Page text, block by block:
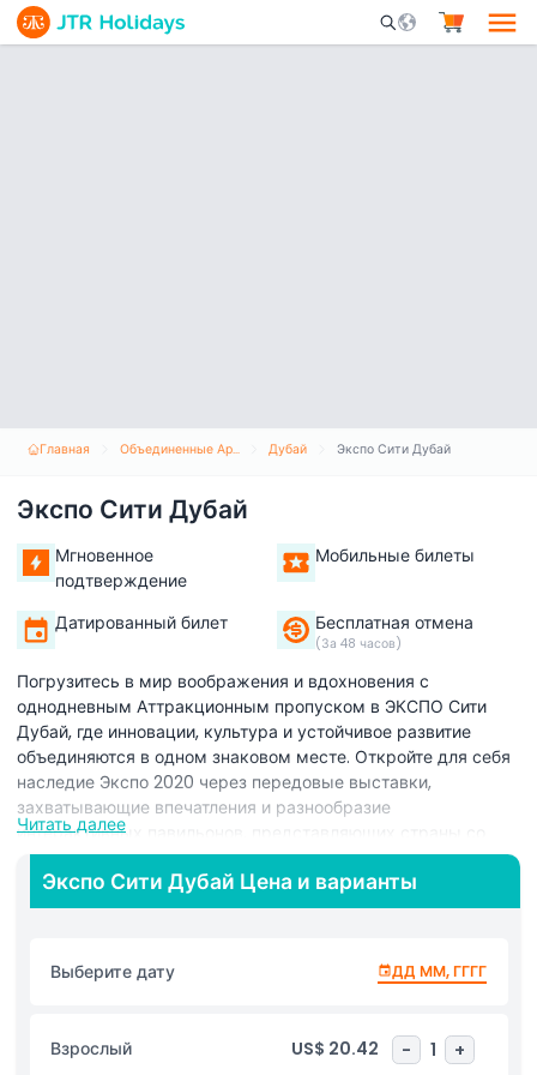
Mobile Search
Главная Объединенные Арабские Эмираты Дубай Экспо Сити Дубай
Экспо Сити Дубай
Мгновенное
подтверждение
Мобильные билеты
Датированный билет Бесплатная отмена
(За 48 часов)
Погрузитесь в мир воображения и вдохновения с
однодневным Аттракционным пропуском в ЭКСПО Сити
Дубай, где инновации, культура и устойчивое развитие
объединяются в одном знаковом месте. Откройте для себя
наследие Экспо 2020 через передовые выставки,
захватывающие впечатления и разнообразие
интерактивных павильонов, представляющих страны со
всего мира. Получая доступ ко всем флагманским
павильонам, включая районы Возможностей, Мобильности
и Устойчивого развития, а также выставки Истории наций,
человеческое творчество, технологии и красоту
глобального разнообразия. От потрясающей архитектуры
рассказывает историю прогресса, единства и
сотрудничества. Идеально подходит для семей,
Читать далее
Экспо Сити Дубай Цена и варианты
Выберите дату ДД ММ, ГГГГ
Взрослый US$ 20.42 - 1 +